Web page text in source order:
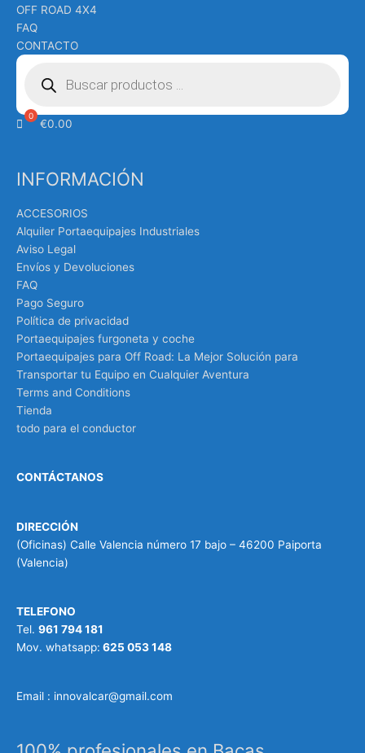
OFF ROAD 4X4
FAQ
CONTACTO
Búsqueda
productos
€0.00
INFORMACIÓN
ACCESORIOS
Alquiler Portaequipajes Industriales
Aviso Legal
Envíos y Devoluciones
FAQ
Pago Seguro
Política de privacidad
Portaequipajes furgoneta y coche
Portaequipajes para Off Road: La Mejor Solución para
Transportar tu Equipo en Cualquier Aventura
Terms and Conditions
Tienda
todo para el conductor
CONTÁCTANOS
DIRECCIÓN
(Oficinas) Calle Valencia número 17 bajo – 46200 Paiporta
(Valencia)
TELEFONO
Tel. 961 794 181
Mov. whatsapp: 625 053 148
Email : innovalcar@gmail.com